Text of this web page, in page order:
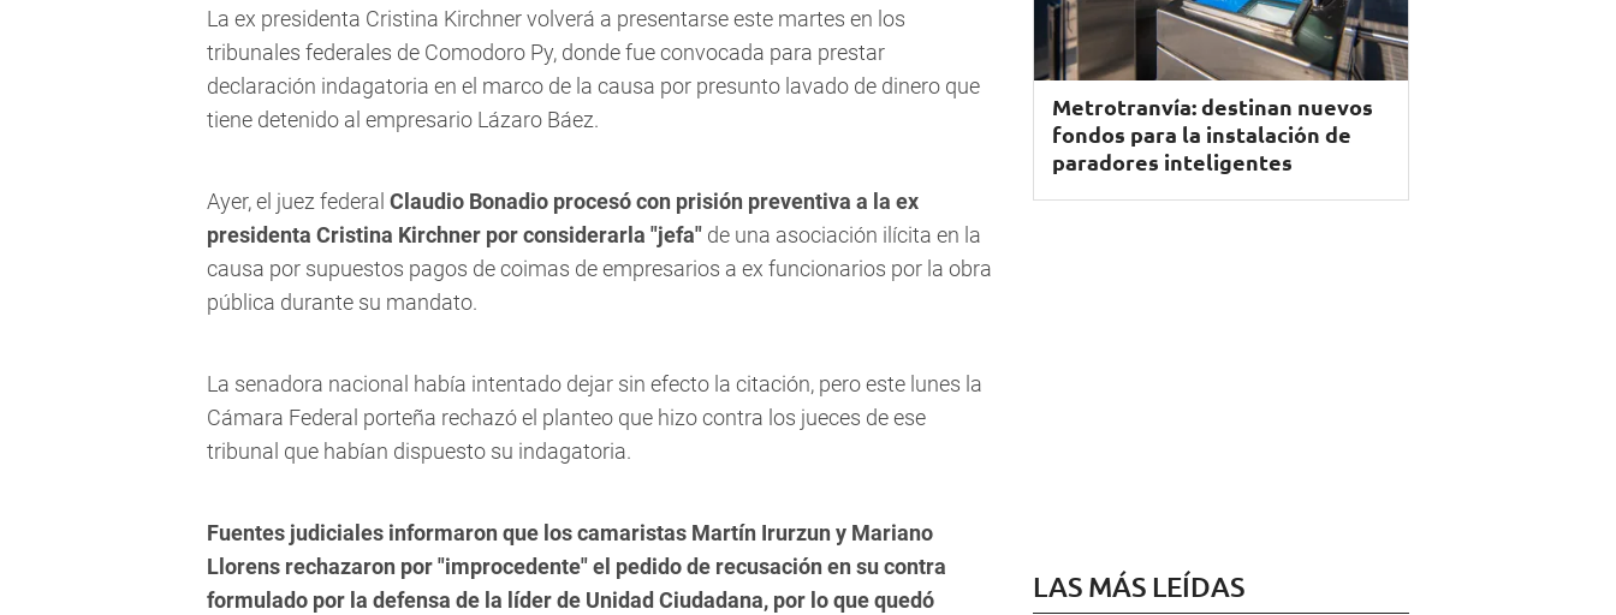
La ex presidenta Cristina Kirchner volverá a presentarse este martes en los
tribunales federales de Comodoro Py, donde fue convocada para prestar
declaración indagatoria en el marco de la causa por presunto lavado de dinero que
tiene detenido al empresario Lázaro Báez.
Ayer, el juez federal Claudio Bonadio procesó con prisión preventiva a la ex
presidenta Cristina Kirchner por considerarla "jefa" de una asociación ilícita en la
causa por supuestos pagos de coimas de empresarios a ex funcionarios por la obra
pública durante su mandato.
La senadora nacional había intentado dejar sin efecto la citación, pero este lunes la
Cámara Federal porteña rechazó el planteo que hizo contra los jueces de ese
tribunal que habían dispuesto su indagatoria.
Fuentes judiciales informaron que los camaristas Martín Irurzun y Mariano
Llorens rechazaron por "improcedente" el pedido de recusación en su contra
formulado por la defensa de la líder de Unidad Ciudadana, por lo que quedó
Metrotranvía: destinan nuevos
fondos para la instalación de
paradores inteligentes
LAS MÁS LEÍDAS